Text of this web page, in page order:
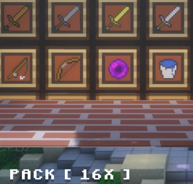
PACK [ 16X ]